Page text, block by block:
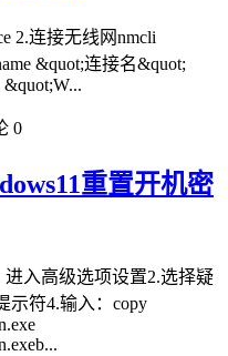
2.连接无线网nmcli
&quot;连接名&quot;
&quot;W...
0
重置开机密
入高级选项设置2.选择疑
符4.输入：copy